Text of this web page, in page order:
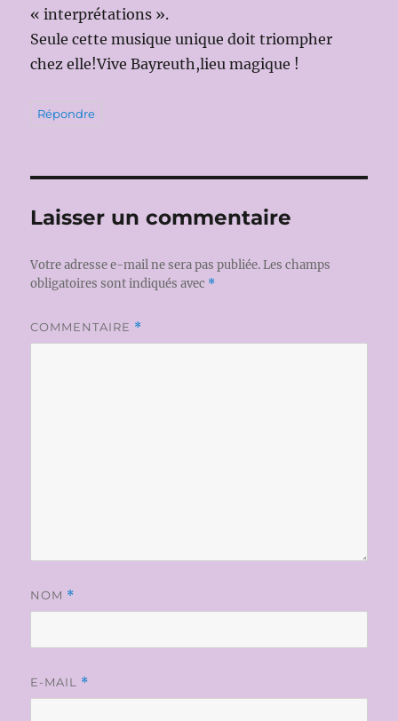
« interprétations ».
Seule cette musique unique doit triompher
chez elle!Vive Bayreuth,lieu magique !
Répondre
Laisser un commentaire
Votre adresse e-mail ne sera pas publiée. Les champs
obligatoires sont indiqués avec *
COMMENTAIRE *
NOM *
E-MAIL *